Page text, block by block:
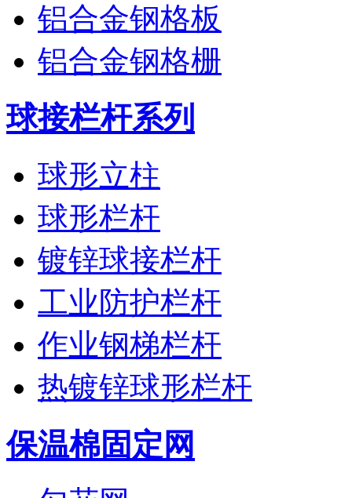
铝合金钢格板
铝合金钢格栅
球接栏杆系列
球形立柱
球形栏杆
镀锌球接栏杆
工业防护栏杆
作业钢梯栏杆
热镀锌球形栏杆
保温棉固定网